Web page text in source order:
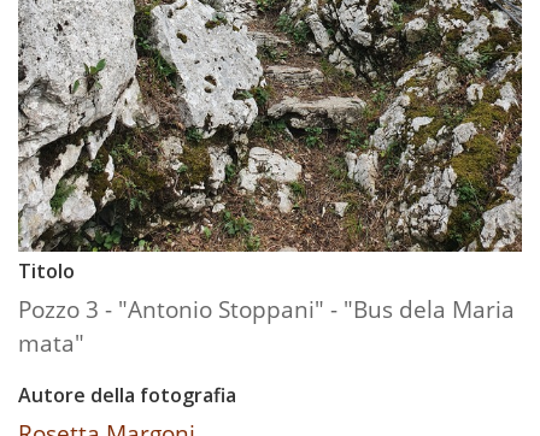
Titolo
Pozzo 3 - "Antonio Stoppani" - "Bus dela Maria
mata"
Autore della fotografia